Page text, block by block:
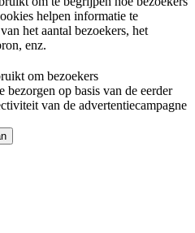
helpen informatie te
het aantal bezoekers, het
enz.
om bezoekers
bezorgen op basis van de eerder
van de advertentiecampagne